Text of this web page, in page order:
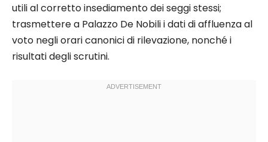
utili al corretto insediamento dei seggi stessi;
trasmettere a Palazzo De Nobili i dati di affluenza al
voto negli orari canonici di rilevazione, nonché i
risultati degli scrutini.